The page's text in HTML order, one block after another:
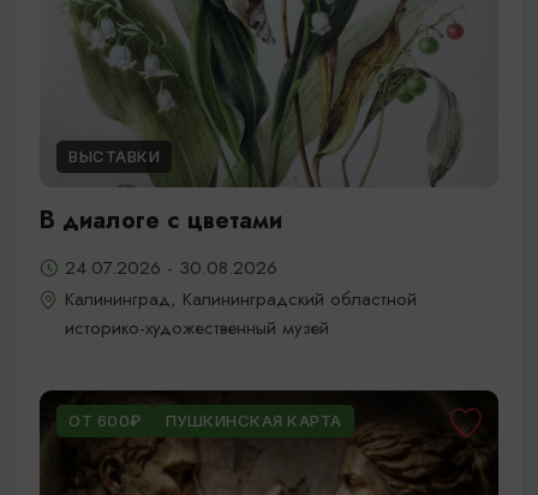
ВЫСТАВКИ
В диалоге с цветами
24.07.2026 - 30.08.2026
Калининград, Калининградский областной
историко-художественный музей
ОТ 600₽ ПУШКИНСКАЯ КАРТА